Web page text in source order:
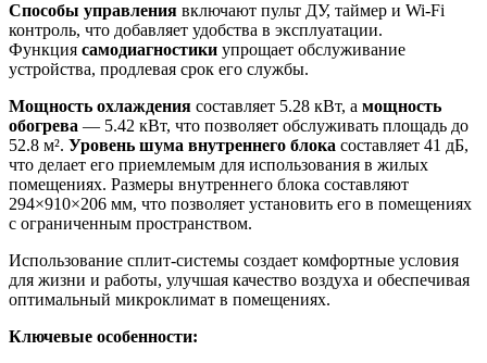
Способы управления включают пульт ДУ, таймер и Wi-Fi
контроль, что добавляет удобства в эксплуатации.
Функция самодиагностики упрощает обслуживание
устройства, продлевая срок его службы.
Мощность охлаждения составляет 5.28 кВт, а мощность
обогрева — 5.42 кВт, что позволяет обслуживать площадь до
52.8 м². Уровень шума внутреннего блока составляет 41 дБ,
что делает его приемлемым для использования в жилых
помещениях. Размеры внутреннего блока составляют
294×910×206 мм, что позволяет установить его в помещениях
с ограниченным пространством.
Использование сплит-системы создает комфортные условия
для жизни и работы, улучшая качество воздуха и обеспечивая
оптимальный микроклимат в помещениях.
Ключевые особенности: